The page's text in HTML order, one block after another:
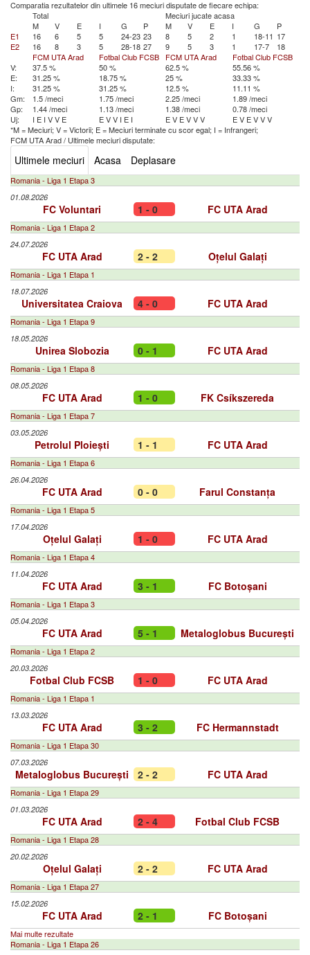
Comparatia rezultatelor din ultimele 16 meciuri disputate de fiecare echipa:
Total
Meciuri jucate acasa
M
V E I G P M V E I G
P
E1
16 6 5 5 24-23 23 8 5 2 1 18-11 17
E2
16 8 3 5 28-18 27 9 5 3 1 17-7
18
FCM UTA Arad
Fotbal Club FCSB FCM UTA Arad
Fotbal Club FCSB
V:
37.5 % 50 % 62.5 %
55.56 %
E:
31.25 % 18.75 % 25 %
33.33 %
I:
31.25 % 31.25 % 12.5 %
11.11 %
Gm:
1.5 /meci 1.75 /meci 2.25 /meci
1.89 /meci
Gp:
1.44 /meci 1.13 /meci 1.38 /meci
0.78 /meci
Uj:
I E I VV E EVV I E I EV EVVV EV EVVV
*M = Meciuri; V = Victorii; E = Meciuri terminate cu scor egal; I = Infrangeri;
FCM UTA Arad/ Ultimele meciuri disputate:
Ultimele meciuri Acasa Deplasare
Romania - Liga 1 Etapa 3
01.08.2026
FC Voluntari 1 - 0 FC UTA Arad
Romania - Liga 1 Etapa 2
24.07.2026
FC UTA Arad 2 - 2 Oțelul Galați
Romania - Liga 1 Etapa 1
18.07.2026
Universitatea Craiova 4 - 0 FC UTA Arad
Romania - Liga 1 Etapa 9
18.05.2026
Unirea Slobozia 0 - 1 FC UTA Arad
Romania - Liga 1 Etapa 8
08.05.2026
FC UTA Arad 1 - 0 FK Csíkszereda
Romania - Liga 1 Etapa 7
03.05.2026
Petrolul Ploiești 1 - 1 FC UTA Arad
Romania - Liga 1 Etapa 6
26.04.2026
FC UTA Arad 0 - 0 Farul Constanța
Romania - Liga 1 Etapa 5
17.04.2026
Oțelul Galați 1 - 0 FC UTA Arad
Romania - Liga 1 Etapa 4
11.04.2026
FC UTA Arad 3 - 1 FC Botoșani
Romania - Liga 1 Etapa 3
05.04.2026
FC UTA Arad 5 - 1 Metaloglobus București
Romania - Liga 1 Etapa 2
20.03.2026
Fotbal Club FCSB 1 - 0 FC UTA Arad
Romania - Liga 1 Etapa 1
13.03.2026
FC UTA Arad 3 - 2 FC Hermannstadt
Romania - Liga 1 Etapa 30
07.03.2026
Metaloglobus București 2 - 2 FC UTA Arad
Romania - Liga 1 Etapa 29
01.03.2026
FC UTA Arad 2 - 4 Fotbal Club FCSB
Romania - Liga 1 Etapa 28
20.02.2026
Oțelul Galați 2 - 2 FC UTA Arad
Romania - Liga 1 Etapa 27
15.02.2026
FC UTA Arad 2 - 1 FC Botoșani
Mai multe rezultate
Romania - Liga 1 Etapa 26